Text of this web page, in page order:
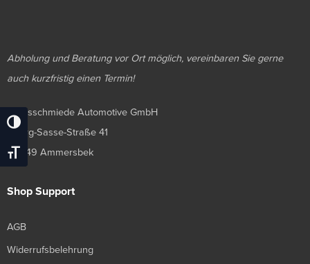
Umschalten Auf Hohe Kontraste
Schrift Vergrößern
Abholung und Beratung vor Ort möglich, vereinbaren Sie gerne
auch kurzfristig einen Termin!
Luxusschmiede Automotive GmbH
Georg-Sasse-Straße 41
22949 Ammersbek
Shop Support
AGB
Widerrufsbelehrung